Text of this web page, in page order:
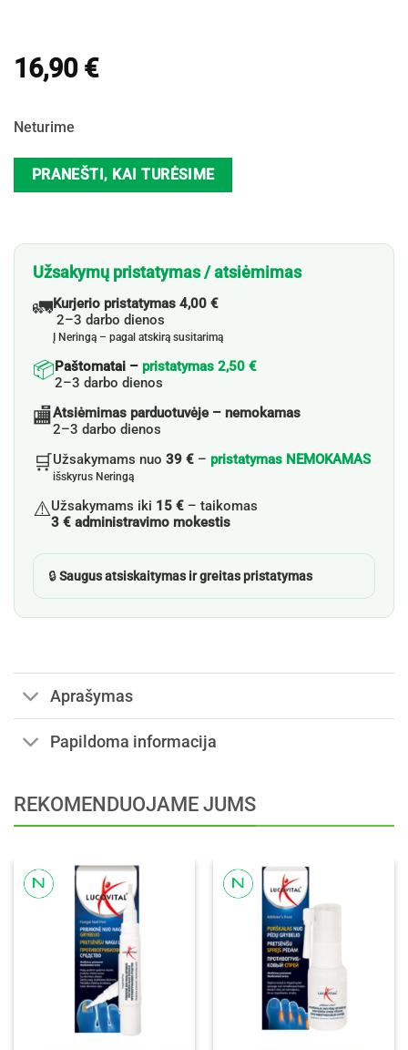
16,90 €
Neturime
PRANEŠTI, KAI TURĖSIME
Užsakymų pristatymas / atsiėmimas
🚛Kurjerio pristatymas 4,00 €
2–3 darbo dienos
Į Neringą – pagal atskirą susitarimą
📦Paštomatai – pristatymas 2,50 €
2–3 darbo dienos
🏬Atsiėmimas parduotuvėje – nemokamas
2–3 darbo dienos
🛒Užsakymams nuo 39 € – pristatymas NEMOKAMAS
išskyrus Neringą
⚠️Užsakymams iki 15 € – taikomas
3 € administravimo mokestis
🔒Saugus atsiskaitymas ir greitas pristatymas
Aprašymas
Papildoma informacija
REKOMENDUOJAME JUMS